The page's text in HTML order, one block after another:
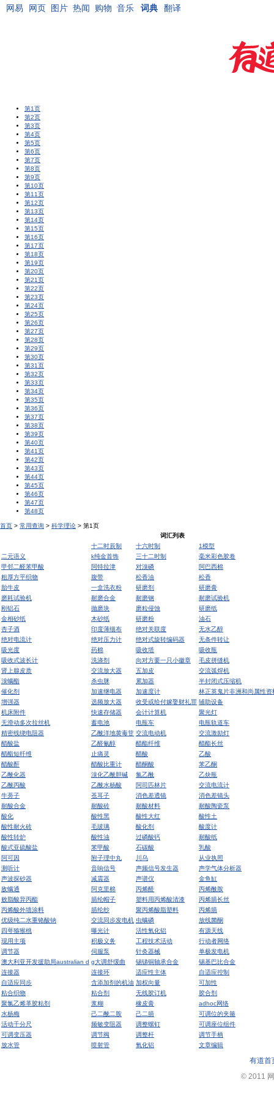
网易 网页 图片 热闻 购物 音乐 词典 翻译
第1页
第2页
第3页
第4页
第5页
第6页
第7页
第8页
第9页
第10页
第11页
第12页
第13页
第14页
第15页
第16页
第17页
第18页
第19页
第20页
第21页
第22页
第23页
第24页
第25页
第26页
第27页
第28页
第29页
第30页
第31页
第32页
第33页
第34页
第35页
第36页
第37页
第38页
第39页
第40页
第41页
第42页
第43页
第44页
第45页
第46页
第47页
第48页
首页 > 常用查询 > 科学理论 > 第1页
词汇列表
十二时辰制
十六时制
1模型
二元语义
k纯金首饰 三十二时制
毫米彩色胶卷
甲邻二醛苯甲酸
阿特拉津 对溴磷
阿巴西棉
粗厚方平织物
腹带 松香油
松香
胎牛皮
一盒洗衣粉 研磨剂
研磨膏
磨耗试验机
耐磨合金 耐磨钢
耐磨试验机
刚铝石
抛磨块 磨粒侵蚀
研磨纸
金相砂纸
木砂纸 研磨粉
油石
杏子酒
印度薄细布 绝对关联度
无水乙醇
绝对电流计
绝对压力计 绝对式旋转编码器
无条件转让
吸光度
药棉 吸收塔
吸收瓶
吸收式波长计
洗涤剂 向对方要一只小徽章
毛皮拼缝机
肾上腺皮质
交流放大器 五加皮
交流弧焊机
溴螨酯
杀虫脒 累加器
半封闭式压缩机
催化剂
加速继电器 加速度计
林正英鬼片非洲和尚属性资
增强器
选频放大器 收受或给付嫁娶财礼罪 辅助设备
机床附件
快速存储器 会计计算机
聚光灯
无滑动多次拉丝机
蓄电池 电瓶车
电瓶轨道车
精密线绕电阻器
乙酰洋地黄毒苷 交流电动机
交流激励灯
醋酸盐
乙醛氰醇 醋酯纤维
醋酯长丝
醋酯短纤维
止痛灵 醋酸
乙酸
醋酸酐
醋酸比重计 醋酮酸
苯乙酮
乙酰化器
溴化乙酰胆碱 氯乙酰
乙炔瓶
乙酰丙酸
乙酰水杨酸 阿司匹林片
交流电流计
牛蒡子
苍耳子 消色差透镜
消色差镜头
耐酸合金
耐酸砖 耐酸材料
耐酸陶瓷泵
酸化
酸性黑 酸性大红
酸性土
酸性耐火砖
毛玻璃 酸化剂
酸度计
酸性转炉
酸性油 过磷酸钙
耐酸纸
酸式亚硫酸盐
苯甲酸 石碳酸
乳酸
阿可因
附子理中丸 川乌
从业执照
测听计
音响信号 声频信号发生器
声学气体分析器
声波探砂器
减震器 声谱仪
金鱼缸
敌螨通
阿克里棉 丙烯醛
丙烯酰胺
败脂酸异丙酯
腈纶帽子 塑料用丙烯酸清漆
丙烯腈长丝
丙烯酸外墙涂料
腈纶纱 聚丙烯酸脂塑料
丙烯腈
优级纯二水重铬酸钠
交流同步发电机 虫螨磷
放线菌酮
四萼猕猴桃
曝光计 活性氧化铝
有源天线
现用主项
积极义务 工程技术活动
行动者网络
调节器
伺服泵 针灸器械
单极发电机
澳大利亚开发援助局australian d g大调舒缓曲 锡锑铜轴承合金
锡基巴比合金
连接器
连接环 适应性主体
自适应控制
自适应同步
含添加剂的机油 加权向量
可加性
粘合织物
粘合剂 无线胶订机
胶合剂
聚氯乙烯革胶粘剂
浆糊 橡皮膏
adhoc网络
水杨梅
己二酰二胺 己二腈
可调位的夹箍
活动千分尺
频敏变阻器 调整螺钉
可调座位组件
可调变压器
调节阀 调整杆
调节手柄
放水管
喷射管 氧化铝 文章编辑
有道首
© 2011